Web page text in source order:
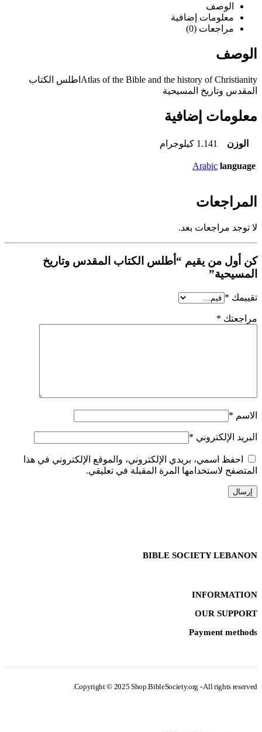
الوصف
معلومات إضافية
مراجعات (0)
الوصف
Atlas of the Bible and the history of Christianityاطلس الكتاب
المقدس وتاريخ المسيحية
معلومات إضافية
الوزن 1.141 كيلوجرام
language
Arabic
المراجعات
لا توجد مراجعات بعد.
كن أول من يقيم “أطلس الكتاب المقدس وتاريخ
المسيحية”
تقييمك *
مراجعتك *
الاسم *
البريد الإلكتروني *
احفظ اسمي، بريدي الإلكتروني، والموقع الإلكتروني في هذا
المتصفح لاستخدامها المرة المقبلة في تعليقي.
BIBLE SOCIETY LEBANON
INFORMATION
OUR SUPPORT
Payment methods
Copyright © 2025 Shop.BibleSociety.org - All rights reserved.